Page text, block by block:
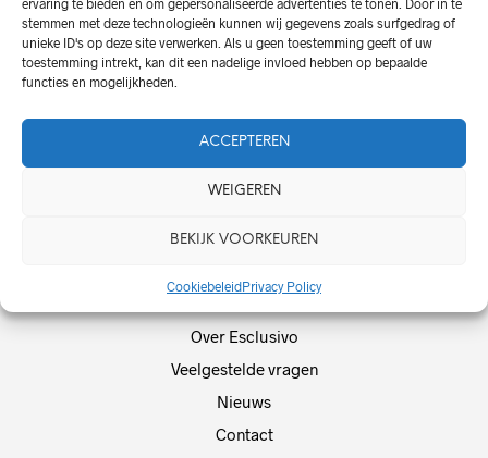
stemmen met deze technologieën kunnen wij gegevens zoals surfgedrag of
unieke ID's op deze site verwerken. Als u geen toestemming geeft of uw
toestemming intrekt, kan dit een nadelige invloed hebben op bepaalde
functies en mogelijkheden.
ACCEPTEREN
WEIGEREN
BEKIJK VOORKEUREN
CookiebeleidPrivacy Policy
Pisoni – Clessidra 15
(limited)
€85,00
Over Esclusivo
Veelgestelde vragen
Nieuws
Contact